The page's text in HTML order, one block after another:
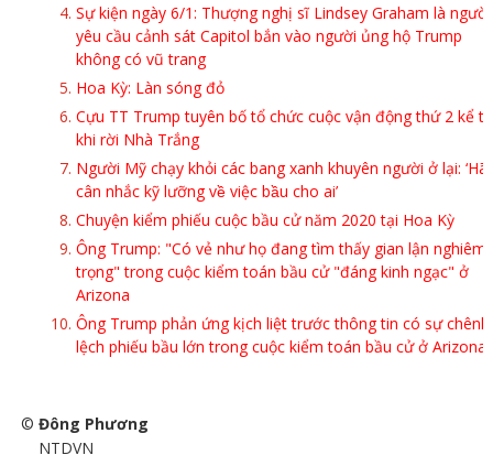
Sự kiện ngày 6/1: Thượng nghị sĩ Lindsey Graham là người
yêu cầu cảnh sát Capitol bắn vào người ủng hộ Trump
không có vũ trang
Hoa Kỳ: Làn sóng đỏ
Cựu TT Trump tuyên bố tổ chức cuộc vận động thứ 2 kể từ
khi rời Nhà Trắng
Người Mỹ chạy khỏi các bang xanh khuyên người ở lại:
cân nhắc kỹ lưỡng về việc bầu cho ai’
Chuyện kiểm phiếu cuộc bầu cử năm 2020 tại Hoa Kỳ
Ông Trump: "Có vẻ như họ đang tìm thấy gian lận nghiêm
trọng" trong cuộc kiểm toán bầu cử "đáng kinh ngạc" ở
Arizona
Ông Trump phản ứng kịch liệt trước thông tin có sự chênh
lệch phiếu bầu lớn trong cuộc kiểm toán bầu cử ở Arizona
© Đông Phương
NTDVN